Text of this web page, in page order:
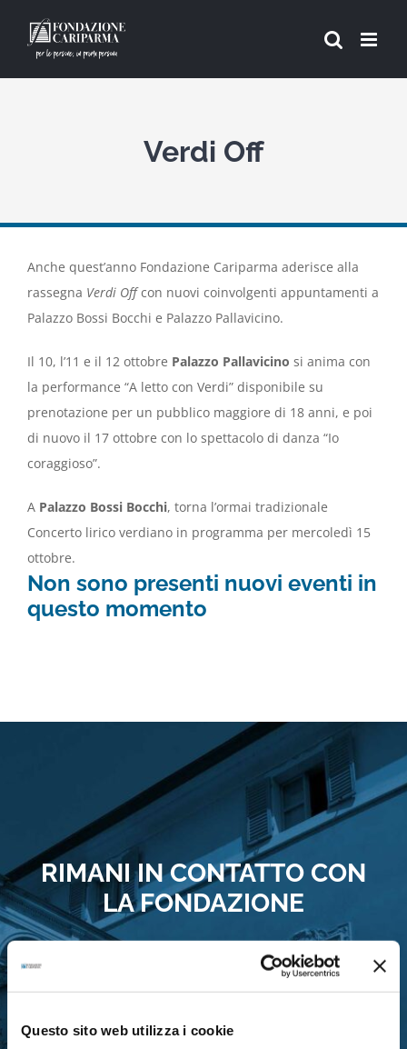
Questo sito web utilizza i cookie
contenuto
Verdi Off
Anche quest’anno Fondazione Cariparma aderisce alla
rassegna Verdi Offcon nuovi coinvolgenti appuntamenti a
Palazzo Bossi Bocchi e Palazzo Pallavicino.
Il 10, l’11 e il 12 ottobre Palazzo Pallavicino si anima con
la performance “A letto con Verdi” disponibile su
prenotazione per un pubblico maggiore di 18 anni, e poi
di nuovo il 17 ottobre con lo spettacolo di danza “Io
coraggioso”.
A Palazzo Bossi Bocchi, torna l’ormai tradizionale
Concerto lirico verdiano in programma per mercoledì 15
ottobre.
Non sono presenti nuovi eventi in
questo momento
RIMANI IN CONTATTO CON
LA FONDAZIONE
Iscriviti gratuitamente alla nostra newsletter